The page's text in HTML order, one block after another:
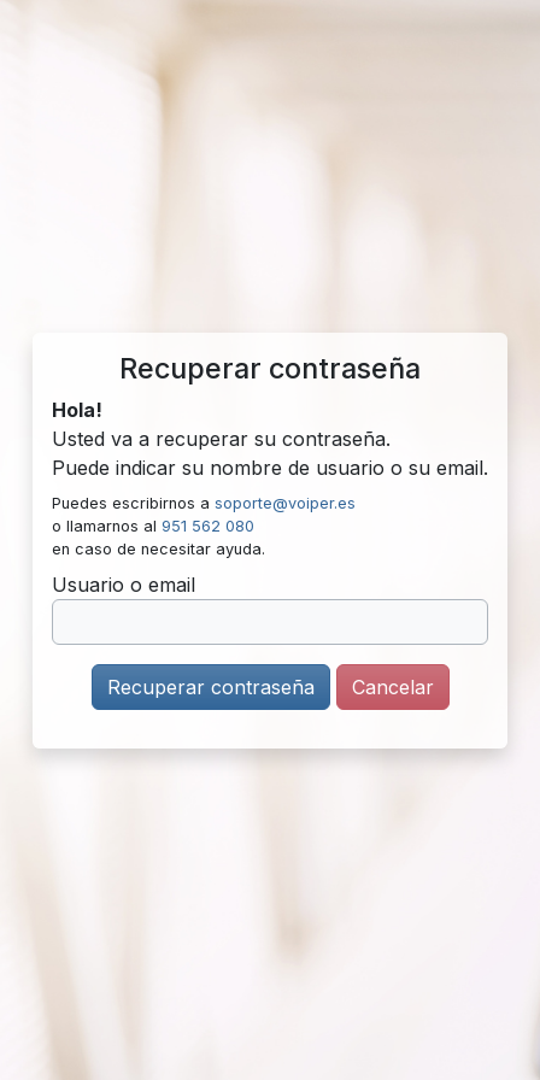
Recuperar contraseña
Hola!
Usted va a recuperar su contraseña.
Puede indicar su nombre de usuario o su email.
Puedes escribirnos a soporte@voiper.es
o llamarnos al 951 562 080
en caso de necesitar ayuda.
Usuario o email
Cancelar